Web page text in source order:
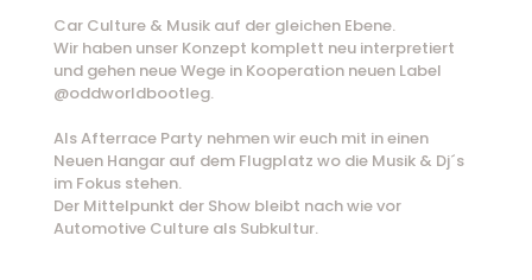
Car Culture & Musik auf der gleichen Ebene.
Wir haben unser Konzept komplett neu interpretiert
und gehen neue Wege in Kooperation neuen Label
@oddworldbootleg.
Als Afterrace Party nehmen wir euch mit in einen
Neuen Hangar auf dem Flugplatz wo die Musik & Dj´s
im Fokus stehen.
Der Mittelpunkt der Show bleibt nach wie vor
Automotive Culture als Subkultur.